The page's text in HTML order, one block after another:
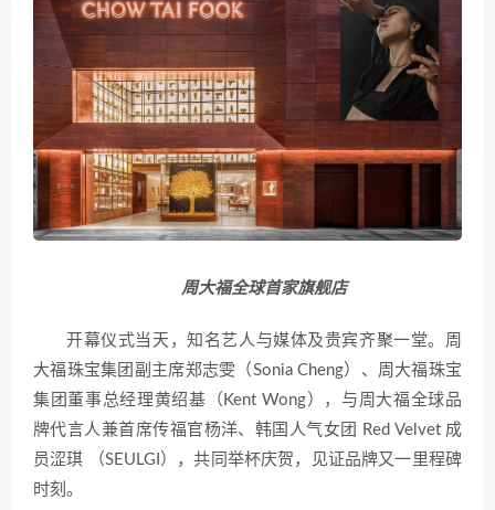
周大福全球首家旗舰店
开幕仪式当天，知名艺人与媒体及贵宾齐聚一堂。周
大福珠宝集团副主席郑志雯（Sonia Cheng）、周大福珠宝
集团董事总经理黄绍基（Kent Wong），与周大福全球品
牌代言人兼首席传福官杨洋、韩国人气女团 Red Velvet 成
员涩琪 （SEULGI），共同举杯庆贺，见证品牌又一里程碑
时刻。